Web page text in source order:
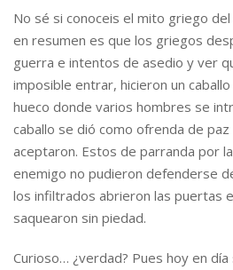
No sé si conoceis el mito griego del
en resumen es que los griegos
guerra e intentos de asedio y ver
imposible entrar, hicieron un
hueco donde varios hombres se
caballo se dió como ofrenda de
aceptaron. Estos de parranda por
enemigo no pudieron defenderse
los infiltrados abrieron las puertas
saquearon sin piedad.
Curioso… ¿verdad? Pues hoy en día